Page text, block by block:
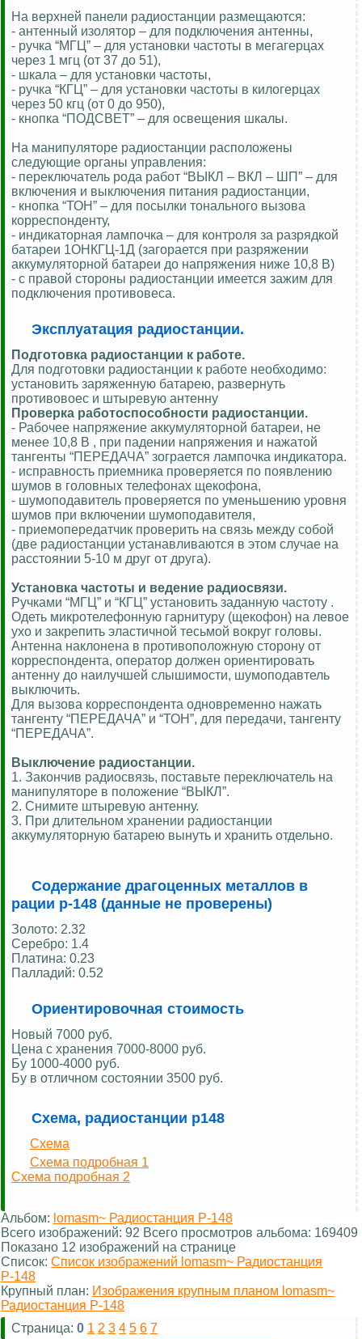
На верхней панели радиостанции размещаются:
- антенный изолятор – для подключения антенны,
- ручка “МГЦ” – для установки частоты в мегагерцах
через 1 мгц (от 37 до 51),
- шкала – для установки частоты,
- ручка “КГЦ” – для установки частоты в килогерцах
через 50 кгц (от 0 до 950),
- кнопка “ПОДСВЕТ” – для освещения шкалы.
На манипуляторе радиостанции расположены
следующие органы управления:
- переключатель рода работ “ВЫКЛ – ВКЛ – ШП” – для
включения и выключения питания радиостанции,
- кнопка “ТОН” – для посылки тонального вызова
корреспонденту,
- индикаторная лампочка – для контроля за разрядкой
батареи 1ОНКГЦ-1Д (загорается при разряжении
аккумуляторной батареи до напряжения ниже 10,8 В)
- с правой стороны радиостанции имеется зажим для
подключения противовеса.
Эксплуатация радиостанции.
Подготовка радиостанции к работе.
Для подготовки радиостанции к работе необходимо:
установить заряженную батарею, развернуть
противовоес и штыревую антенну
Проверка работоспособности радиостанции.
- Рабочее напряжение аккумуляторной батареи, не
менее 10,8 В , при падении напряжения и нажатой
тангенты “ПЕРЕДАЧА” зограется лампочка индикатора.
- исправность приемника проверяется по появлению
шумов в головных телефонах щекофона,
- шумоподавитель проверяется по уменьшению уровня
шумов при включении шумоподавителя,
- приемопередатчик проверить на связь между собой
(две радиостанции устанавливаются в этом случае на
расстоянии 5-10 м друг от друга).
Установка частоты и ведение радиосвязи.
Ручками “МГЦ” и “КГЦ” установить заданную частоту .
Одеть микротелефонную гарнитуру (щекофон) на левое
ухо и закрепить эластичной тесьмой вокруг головы.
Антенна наклонена в противоположную сторону от
корреспондента, оператор должен ориентировать
антенну до наилучшей слышимости, шумоподавтель
выключить.
Для вызова корреспондента одновременно нажать
тангенту “ПЕРЕДАЧА” и “ТОН”, для передачи, тангенту
“ПЕРЕДАЧА”.
Выключение радиостанции.
1. Закончив радиосвязь, поставьте переключатель на
манипуляторе в положение “ВЫКЛ”.
2. Снимите штыревую антенну.
3. При длительном хранении радиостанции
аккумуляторную батарею вынуть и хранить отдельно.
Содержание драгоценных металлов в
рации р-148 (данные не проверены)
Золото: 2.32
Серебро: 1.4
Платина: 0.23
Палладий: 0.52
Ориентировочная стоимость
Новый 7000 руб.
Цена c хранения 7000-8000 руб.
Бу 1000-4000 руб.
Бу в отличном состоянии 3500 руб.
Схема, радиостанции р148
Схема
Схема подробная 1
Схема подробная 2
Альбом: lomasm~ Радиостанция Р-148
Всего изображений: 92 Всего просмотров альбома: 169409
Показано 12 изображений на странице
Список: Список изображений lomasm~ Радиостанция
Р-148
Крупный план: Изображения крупным планом lomasm~
Радиостанция Р-148
Страница: 0 1 2 3 4 5 6 7